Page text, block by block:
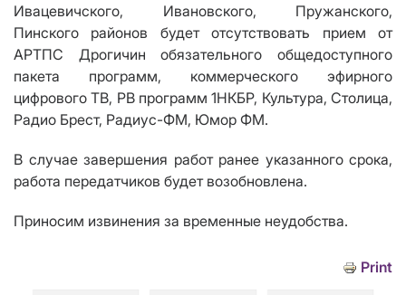
Ивацевичского, Ивановского, Пружанского,
Пинского районов будет отсутствовать прием от
АРТПС Дрогичин обязательного общедоступного
пакета программ, коммерческого эфирного
цифрового ТВ, РВ программ 1НКБР, Культура, Столица,
Радио Брест, Радиус-ФМ, Юмор ФМ.
В случае завершения работ ранее указанного срока,
работа передатчиков будет возобновлена.
Приносим извинения за временные неудобства.
Print